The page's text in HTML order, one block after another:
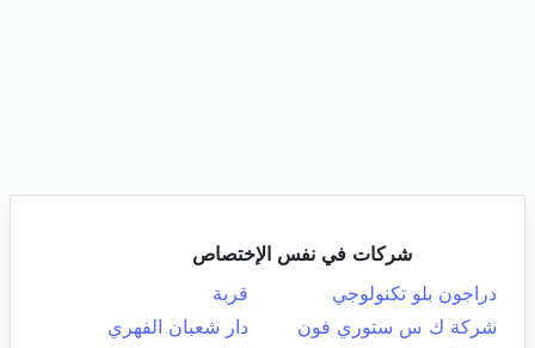
شركات في نفس الإختصاص
دراجون بلو تكنولوجي
قربة
شركة ك س ستوري فون
دار شعبان الفهري